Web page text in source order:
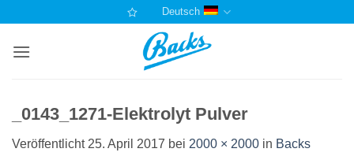
springen
Deutsch
_0143_1271-Elektrolyt Pulver
Veröffentlicht 25. April 2017 bei 2000 × 2000 in Backs